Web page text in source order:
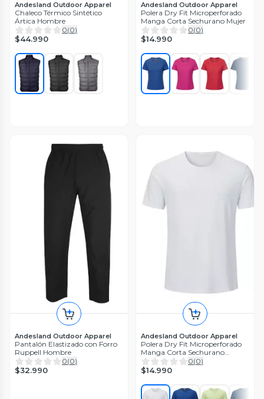
Andesland Outdoor Apparel
Chaleco Térmico Sintético
Ártica Hombre
0(0)
$44.990
Andesland Outdoor Apparel
Polera Dry Fit Microperforado
Manga Corta Sechurano Mujer
0(0)
$14.990
Andesland Outdoor Apparel
Pantalón Elastizado con Forro
Ruppell Hombre
0(0)
$32.990
Andesland Outdoor Apparel
Polera Dry Fit Microperforado
Manga Corta Sechurano
Hombre
0(0)
$14.990